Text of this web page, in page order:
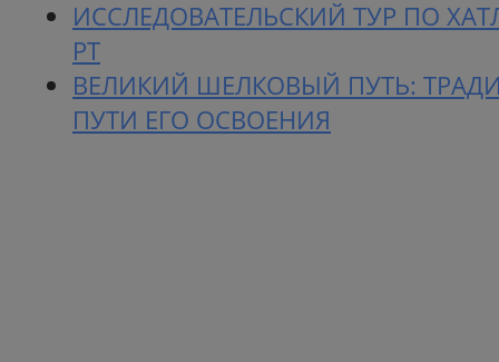
ИССЛЕДОВАТЕЛЬСКИЙ ТУР ПО
РТ
ВЕЛИКИЙ ШЕЛКОВЫЙ ПУТЬ:
ПУТИ ЕГО ОСВОЕНИЯ